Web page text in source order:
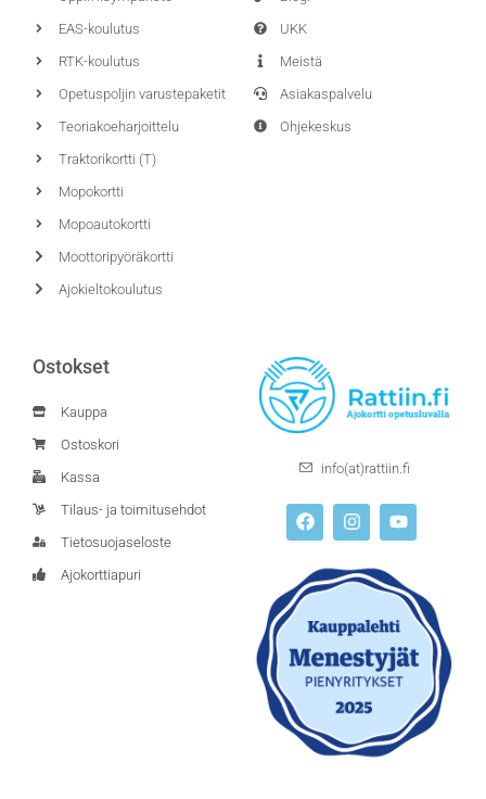
EAS-koulutus
RTK-koulutus
Opetuspoljin varustepaketit
Teoriakoeharjoittelu
Traktorikortti (T)
Mopokortti
Mopoautokortti
Moottoripyöräkortti
Ajokieltokoulutus
UKK
Meistä
Asiakaspalvelu
Ohjekeskus
Ostokset
Kauppa
Ostoskori
Kassa
Tilaus- ja toimitusehdot
Tietosuojaseloste
Ajokorttiapuri
info(at)rattiin.fi